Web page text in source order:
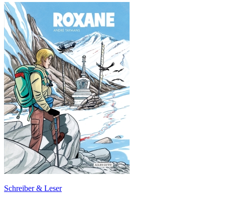
Schreiber & Leser